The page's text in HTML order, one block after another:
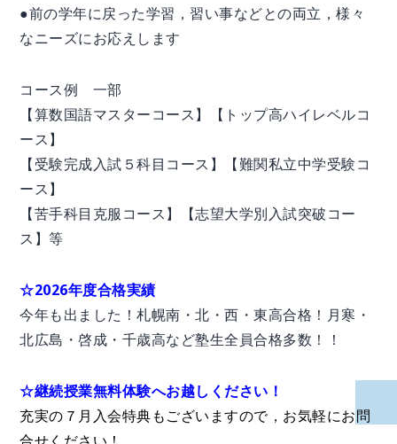
●前の学年に戻った学習，習い事などとの両立，様々
なニーズにお応えします
コース例 一部
【算数国語マスターコース】【トップ高ハイレベルコ
ース】
【受験完成入試５科目コース】【難関私立中学受験コ
ース】
【苦手科目克服コース】【志望大学別入試突破コー
ス】等
☆2026年度合格実績
今年も出ました！札幌南・北・西・東高合格！月寒・
北広島・啓成・千歳高など塾生全員合格多数！！
☆継続授業無料体験へお越しください！
充実の７月入会特典もございますので，お気軽にお問